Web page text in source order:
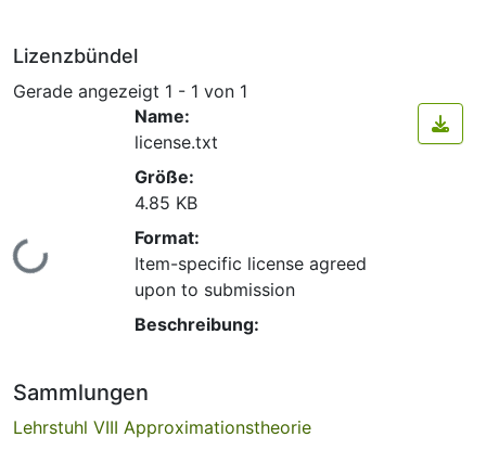
Lizenzbündel
Gerade angezeigt 1 - 1 von 1
Lade...
Name:
license.txt
Größe:
4.85 KB
Format:
Item-specific license agreed
upon to submission
Beschreibung:
Sammlungen
Lehrstuhl VIII Approximationstheorie